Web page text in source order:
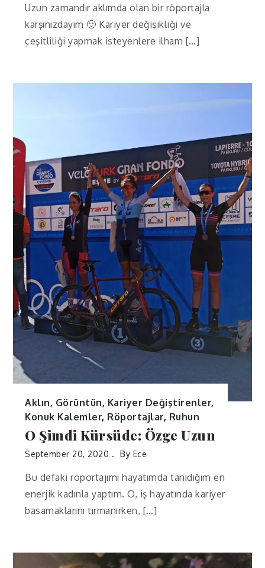
Uzun zamandır aklımda olan bir röportajla
karşınızdayım 🙂 Kariyer değişikliği ve
çeşitliliği yapmak isteyenlere ilham […]
Aklın, Görüntün, Kariyer Değiştirenler,
Konuk Kalemler, Röportajlar, Ruhun
O Şimdi Kürsüde: Özge Uzun
September 20, 2020 By Ece
Bu defaki röportajımı hayatımda tanıdığım en
enerjik kadınla yaptım. O, iş hayatında kariyer
basamaklarını tırmanırken, […]